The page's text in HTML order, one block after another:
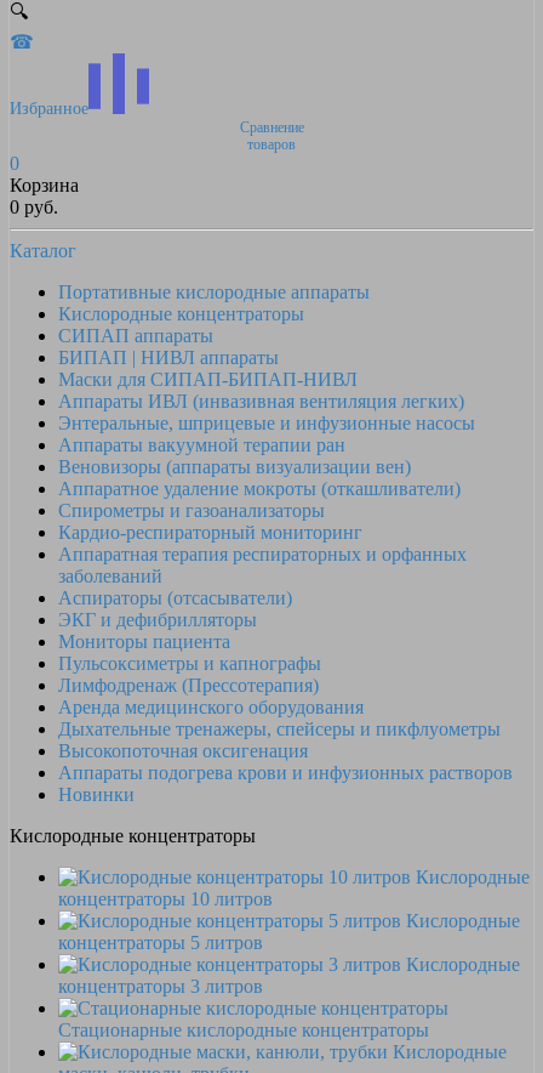
🔍
☎
Избранное
Сравнение
товаров
0
Корзина
0 руб.
Каталог
Портативные кислородные аппараты
Кислородные концентраторы
СИПАП аппараты
БИПАП | НИВЛ аппараты
Маски для СИПАП-БИПАП-НИВЛ
Аппараты ИВЛ (инвазивная вентиляция легких)
Энтеральные, шприцевые и инфузионные насосы
Аппараты вакуумной терапии ран
Веновизоры (аппараты визуализации вен)
Аппаратное удаление мокроты (откашливатели)
Спирометры и газоанализаторы
Кардио-респираторный мониторинг
Аппаратная терапия респираторных и орфанных
заболеваний
Аспираторы (отсасыватели)
ЭКГ и дефибрилляторы
Мониторы пациента
Пульсоксиметры и капнографы
Лимфодренаж (Прессотерапия)
Аренда медицинского оборудования
Дыхательные тренажеры, спейсеры и пикфлуометры
Высокопоточная оксигенация
Аппараты подогрева крови и инфузионных растворов
Новинки
Кислородные концентраторы
Кислородные
концентраторы 10 литров
Кислородные
концентраторы 5 литров
Кислородные
концентраторы 3 литров
Стационарные кислородные концентраторы
Кислородные